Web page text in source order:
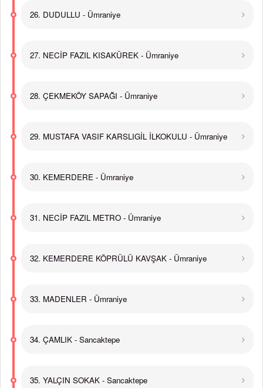
26. DUDULLU - Ümraniye
27. NECİP FAZIL KISAKÜREK - Ümraniye
28. ÇEKMEKÖY SAPAĞI - Ümraniye
29. MUSTAFA VASIF KARSLIGİL İLKOKULU - Ümraniye
30. KEMERDERE - Ümraniye
31. NECİP FAZIL METRO - Ümraniye
32. KEMERDERE KÖPRÜLÜ KAVŞAK - Ümraniye
33. MADENLER - Ümraniye
34. ÇAMLIK - Sancaktepe
35. YALÇIN SOKAK - Sancaktepe